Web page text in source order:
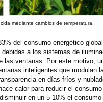
mediante cambios de temperatura.
del consumo energético
a los sistemas de
ventanas. Por este motivo,
inteligentes que modulan
en días fríos y
calor para reducir el
en un 5-10% el consumo